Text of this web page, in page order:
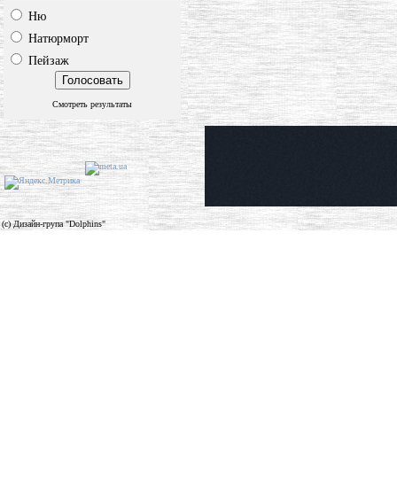
Ню
Натюрморт
Пейзаж
Смотреть результаты
(c) Дизайн-група "Dolphins"